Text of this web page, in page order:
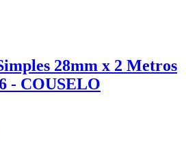
28mm x 2 Metros
- COUSELO